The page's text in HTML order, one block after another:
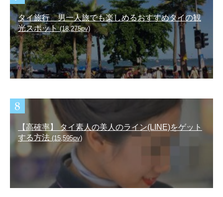
タイ旅行 男一人旅でも楽しめるおすすめタイの観
光スポット(18,275pv)
【高確率】 タイ素人の美人のライン(LINE)をゲット
する方法 (15,595pv)